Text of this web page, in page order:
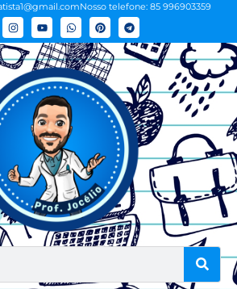
Nosso telefone: 85 996903359